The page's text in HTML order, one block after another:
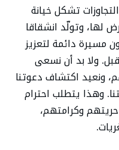
تشكل خيانة
لها، وتولّد انشقاقا
مسيرة دائمة لتعزيز
ولا بد أن نسعى
ونعيد اكتشاف دعوتنا
وهذا يتطلب احترام
وكرامتهم،